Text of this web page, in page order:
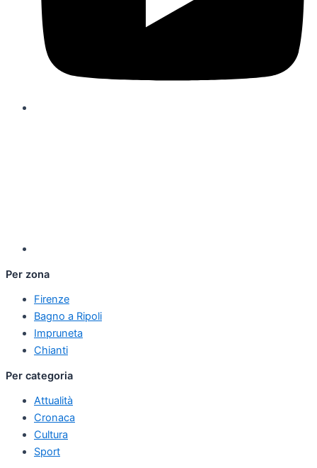
Per zona
Firenze
Bagno a Ripoli
Impruneta
Chianti
Per categoria
Attualità
Cronaca
Cultura
Sport